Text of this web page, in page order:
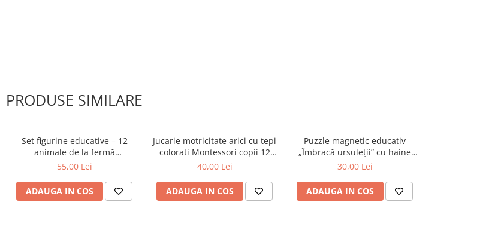
PRODUSE SIMILARE
Set figurine educative – 12
animale de la fermă
multicolore
55,00 Lei
ADAUGA IN COS
Jucarie motricitate arici cu tepi
colorati Montessori copii 12
luni+
40,00 Lei
ADAUGA IN COS
Puzzle magnetic educativ
„Îmbracă ursuleții” cu haine
interschimbabile
30,00 Lei
ADAUGA IN COS